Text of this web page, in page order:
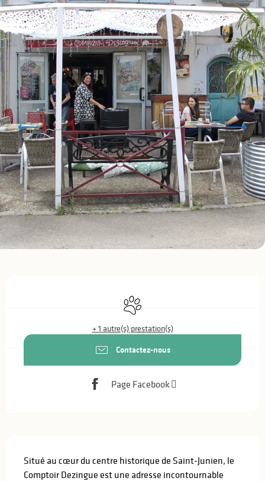
Animaux acceptés
+ 1 autre(s) prestation(s)
Contactez-nous
Page Facebook
Situé au cœur du centre historique de Saint-Junien, le
Comptoir Dezingue est une adresse incontournable